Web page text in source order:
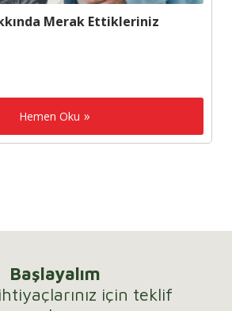
Merak Ettikleriniz
Hemen Oku
Başlayalım
için teklif